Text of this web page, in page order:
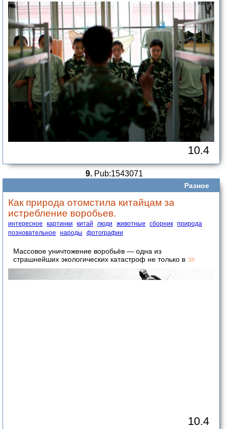
10.4
9.Pub:1543071
Разное
Как природа отомстила китайцам за
истребление воробьев.
интересное картинки китай люди животные сборник природа
позновательное
народы фотографии
Массовое уничтожение воробьёв — одна из
страшнейших экологических катастроф не только в
10.4